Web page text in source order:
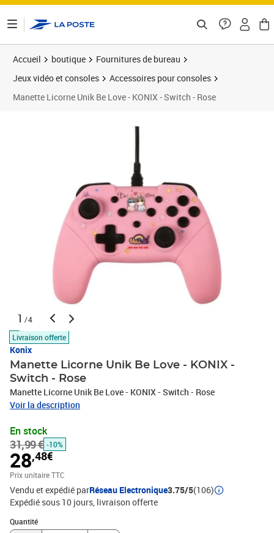
Accueil boutique
Fournitures de bureau
Jeux vidéo et consoles
Accessoires pour consoles
Manette Licorne Unik Be Love - KONIX - Switch - Rose
1 /4
Livraison offerte
Konix
Manette Licorne Unik Be Love - KONIX -
Switch - Rose
Manette Licorne Unik Be Love - KONIX - Switch - Rose
Voir la description
En stock
31,99 € -10%
28,48€
Prix unitaire TTC
Vendu et expédié parRéseau Electronique3.75/5(106)
Expédié sous 10 jours livraison offerte
Quantité
Quantité : 1